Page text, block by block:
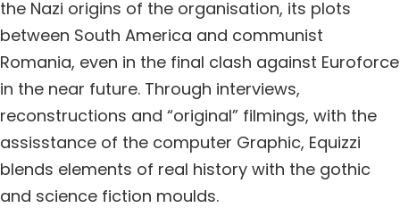
the Nazi origins of the organisation, its plots
between South America and communist
Romania, even in the final clash against Euroforce
in the near future. Through interviews,
reconstructions and “original” filmings, with the
assisstance of the computer Graphic, Equizzi
blends elements of real history with the gothic
and science fiction moulds.